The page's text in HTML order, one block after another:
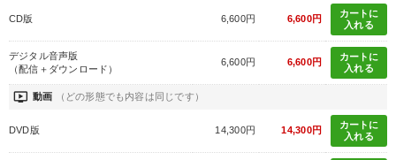
CD版 6,600円 6,600円
カートに
入れる
デジタル音声版
（配信＋ダウンロード）
6,600円 6,600円
カートに
入れる
ondemand_video 動画 （どの形態でも内容は同じです）
DVD版 14,300円 14,300円
カートに
入れる